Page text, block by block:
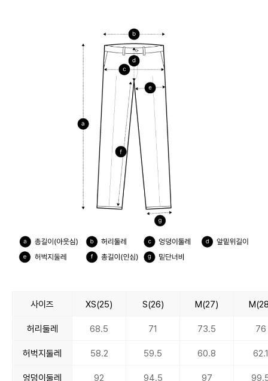
사이즈 XS(25) S(26) M(27)
허리둘레 68.5 71 73.5 76
허벅지둘레 58.2 59.5 60.8 62.1
엉덩이둘레 92 94.5 97